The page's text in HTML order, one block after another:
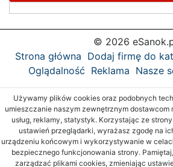
© 2026
Strona główna Dodaj firmę do
Oglądalność Reklama Nasze
Używamy plików cookies oraz podobnych
umieszczanie naszym zewnętrznym dostawcom
usług, reklamy, statystyk. Korzystając ze
ustawień przeglądarki, wyrażasz zgodę na
urządzeniu końcowym i wykorzystywanie w
bezpiecznego funkcjonowania strony.
zarządzać plikami cookies, zmieniając